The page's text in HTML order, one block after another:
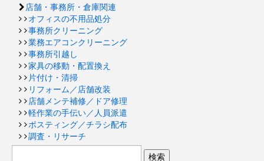
店舗・事務所・倉庫関連
オフィスの不用品処分
事務所クリーニング
業務エアコンクリーニング
事務所引越し
家具の移動・配置換え
片付け・清掃
リフォーム／店舗改装
店舗メンテ補修／ドア修理
軽作業の手伝い／人員派遣
ポスティング／チラシ配布
調査・リサーチ